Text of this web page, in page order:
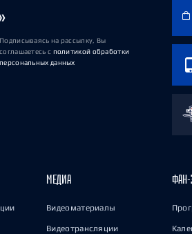
Подписываясь на рассылку, Вы
соглашаетесь с политикой обработки
персональных данных
МЕДИА
Видеоматериалы
Видеотрансляции
ФАН-